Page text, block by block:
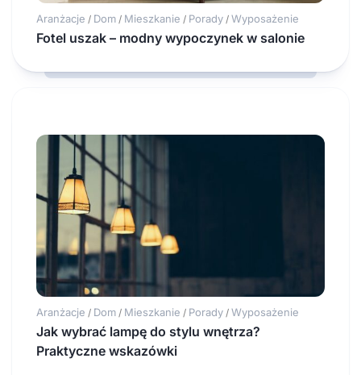
Aranżacje / Dom / Mieszkanie / Porady / Wyposażenie
Fotel uszak – modny wypoczynek w salonie
Aranżacje / Dom / Mieszkanie / Porady / Wyposażenie
Jak wybrać lampę do stylu wnętrza?
Praktyczne wskazówki